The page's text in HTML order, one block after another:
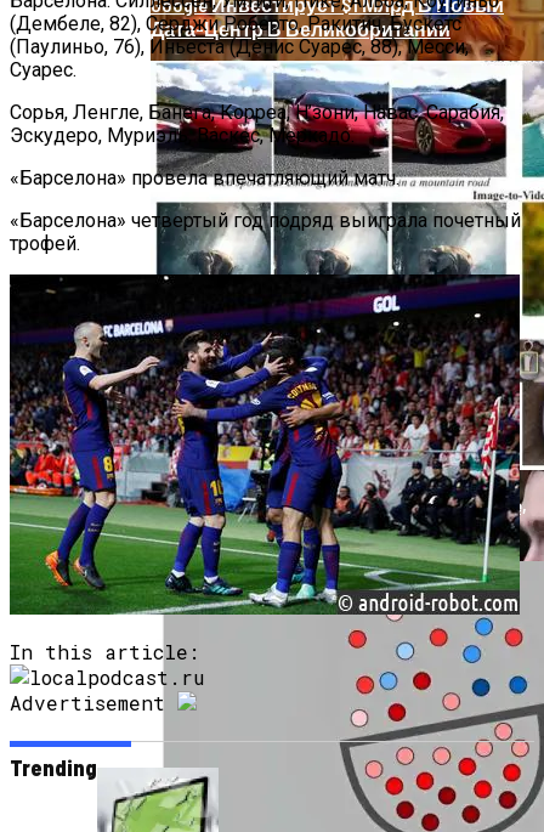
Продолжение Сериала «Счастливы
Вместе»: Когда Выйдет, Кто Из Актёров
Будет Играть, Как Сложилась Судьба
Артистов
Дата-Центр В Великобритании
Google Объявляет О Разработке Lumiere,
Генератора Текста В Видео
(Дембеле, 82), Серджи Роберто, Ракитич, Бускетс
(Паулиньо, 76), Иньеста (Денис Суарес, 88), Месси,
Суарес.
Сорья, Ленгле, Банега, Корреа, Н’зони, Навас, Сарабия,
Эскудеро, Муриэль, Васкес, Меркадо.
«Барселона» провела впечатляющий матч.
«Барселона» четвертый год подряд выиграла почетный
трофей.
In this article:
Advertisement
Trending